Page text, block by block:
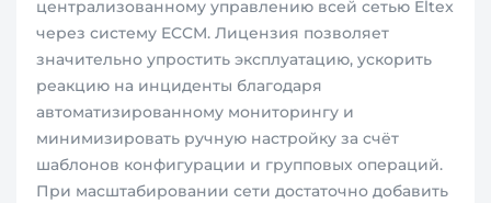
централизованному управлению всей сетью Eltex
через систему ECCM. Лицензия позволяет
значительно упростить эксплуатацию, ускорить
реакцию на инциденты благодаря
автоматизированному мониторингу и
минимизировать ручную настройку за счёт
шаблонов конфигурации и групповых операций.
При масштабировании сети достаточно добавить